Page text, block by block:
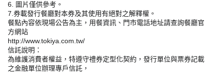
6. 圖片僅供參考。
7.券載發行餐廳對本券及其使用有絕對之解釋權。
餐點內容依現場公告為主，用餐資訊、門市電話地址請查詢餐廳官
方網站
http://www.tokiya.com.tw/
信託說明：
為維護消費者權益，特遵守禮券定型化契約，發行單位與票券記載
之金融單位辦理專戶信託，